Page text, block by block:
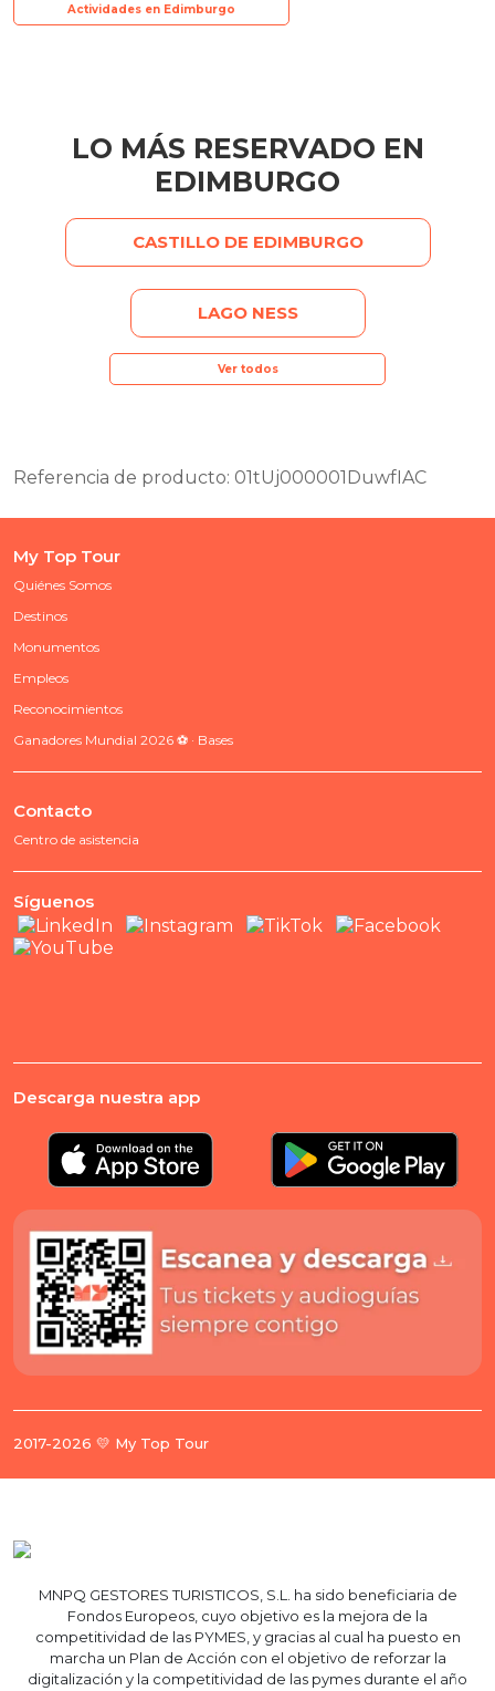
Actividades en Edimburgo
LO MÁS RESERVADO EN
EDIMBURGO
CASTILLO DE EDIMBURGO
LAGO NESS
Ver todos
Referencia de producto: 01tUj000001DuwfIAC
My Top Tour
Quiénes Somos
Destinos
Monumentos
Empleos
Reconocimientos
Ganadores Mundial 2026 ⚽ · Bases
Contacto
Centro de asistencia
Síguenos
Descarga nuestra app
2017-2026 💛 My Top Tour
MNPQ GESTORES TURISTICOS, S.L. ha sido beneficiaria de
Fondos Europeos, cuyo objetivo es la mejora de la
competitividad de las PYMES, y gracias al cual ha puesto en
marcha un Plan de Acción con el objetivo de reforzar la
digitalización y la competitividad de las pymes durante el año